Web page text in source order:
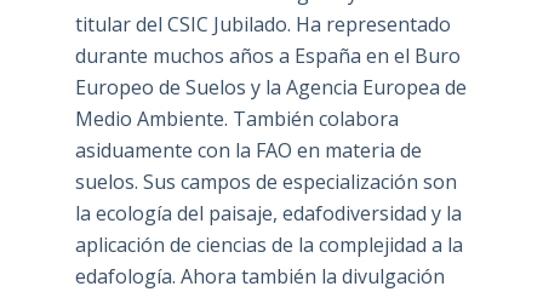
titular del CSIC Jubilado. Ha representado
durante muchos años a España en el Buro
Europeo de Suelos y la Agencia Europea de
Medio Ambiente. También colabora
asiduamente con la FAO en materia de
suelos. Sus campos de especialización son
la ecología del paisaje, edafodiversidad y la
aplicación de ciencias de la complejidad a la
edafología. Ahora también la divulgación